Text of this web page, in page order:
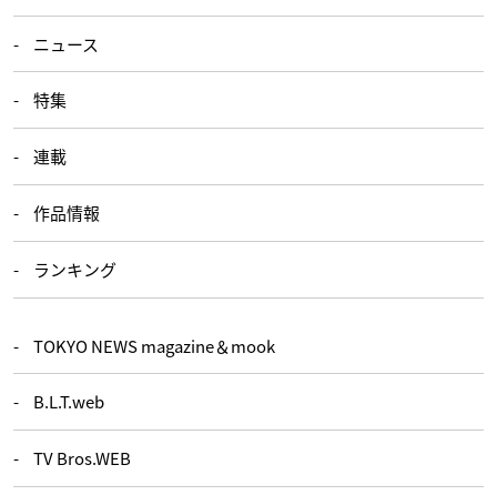
ニュース
特集
連載
作品情報
ランキング
TOKYO NEWS magazine＆mook
B.L.T.web
TV Bros.WEB